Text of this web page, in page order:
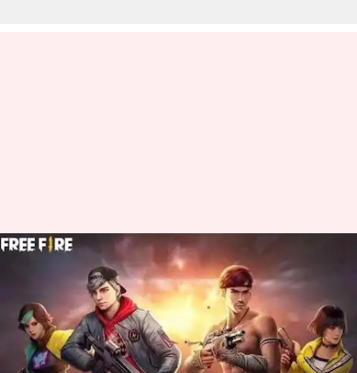
మే 17న వచ్చే Free Fire MAX కోడ్స్
రీడీమ్ విధానం
వ్రాసిన వారు Jayachandra Akuri May 17, 2023 09:28 am
ఈ వార్తాకథనం ఏంటి